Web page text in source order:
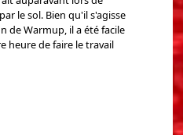
le sol. Bien qu'il s'agisse
de Warmup, il a été facile
heure de faire le travail